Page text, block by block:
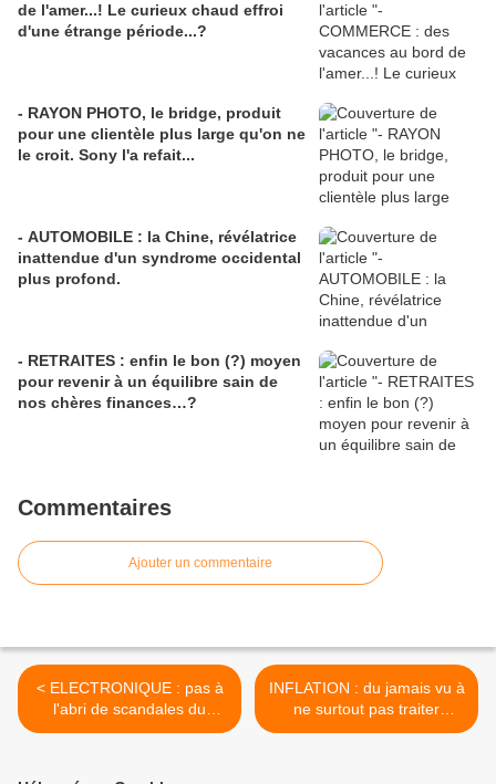
de l'amer...! Le curieux chaud effroi
d'une étrange période...?
- RAYON PHOTO, le bridge, produit
pour une clientèle plus large qu'on ne
le croit. Sony l'a refait...
- AUTOMOBILE : la Chine, révélatrice
inattendue d'un syndrome occidental
plus profond.
- RETRAITES : enfin le bon (?) moyen
pour revenir à un équilibre sain de
nos chères finances…?
Commentaires
Ajouter un commentaire
< ELECTRONIQUE : pas à
l'abri de scandales du
même ordre que ceux du
INFLATION : du jamais vu à
ne surtout pas traiter
comme de vieux